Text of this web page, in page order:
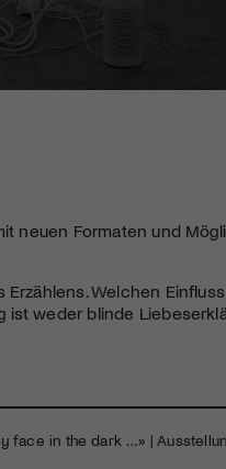
neuen Formaten und
Welchen
ist weder blinde
face in the dark …» |
oder